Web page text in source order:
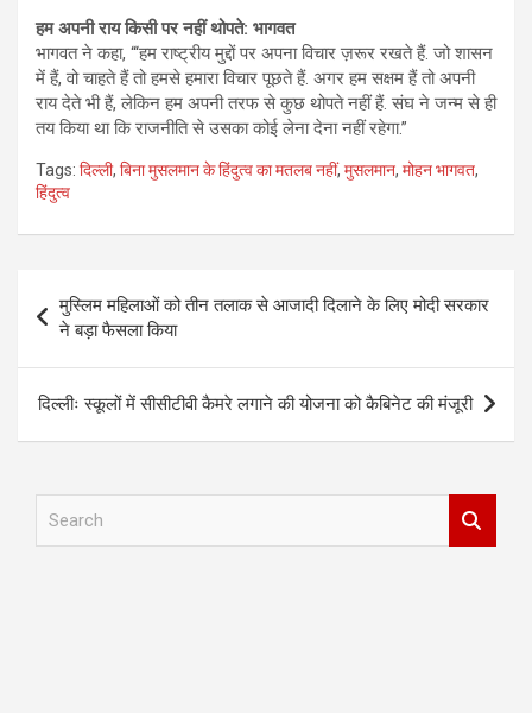
हम अपनी राय किसी पर नहीं थोपते: भागवत
भागवत ने कहा, “‘हम राष्ट्रीय मुद्दों पर अपना विचार ज़रूर रखते हैं. जो शासन
में हैं, वो चाहते हैं तो हमसे हमारा विचार पूछते हैं. अगर हम सक्षम हैं तो अपनी
राय देते भी हैं, लेकिन हम अपनी तरफ से कुछ थोपते नहीं हैं. संघ ने जन्म से ही
तय किया था कि राजनीति से उसका कोई लेना देना नहीं रहेगा.”
Tags: दिल्ली, बिना मुसलमान के हिंदुत्व का मतलब नहीं, मुसलमान, मोहन भागवत,
हिंदुत्व
Post
navigation
मुस्लिम महिलाओं को तीन तलाक से आजादी दिलाने के लिए मोदी सरकार
ने बड़ा फैसला किया
दिल्लीः स्कूलों में सीसीटीवी कैमरे लगाने की योजना को कैबिनेट की मंजूरी